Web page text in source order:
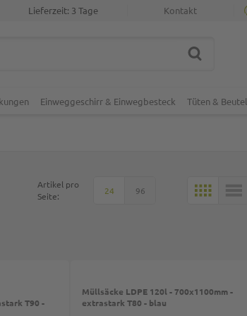
Kontakt
Lieferzeit: 3 Tage
Suche schließen
SUCHE
Einweggeschirr & Einwegbesteck Tüten & Beutel
Artikel pro
Seite:
24 96 KACHELN
T90 -
Müllsäcke LDPE 120l - 700x1100mm -
extrastark T80 - blau